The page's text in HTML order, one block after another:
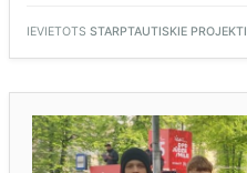
AKTĪVI
DARBĪGI”
IEVIETOTS STARPTAUTISKIE PROJEKTI